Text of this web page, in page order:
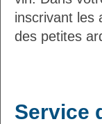
inscrivant les
des petites
Service